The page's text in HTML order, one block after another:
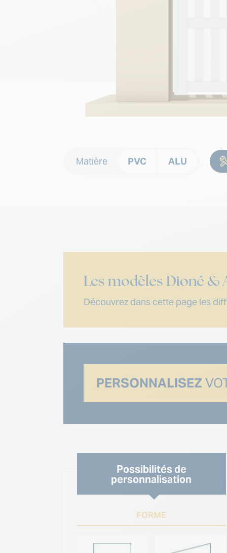
Matière PVC ALU
Les modèles Dioné &
Découvrez dans cette page les
PERSONNALISEZ
Possibilités de
personnalisation
FORME